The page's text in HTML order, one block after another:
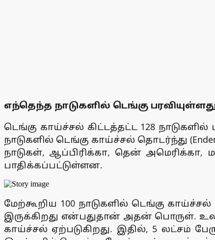
எந்தெந்த நாடுகளில் டெங்கு
டெங்கு காய்ச்சல் கிட்டத்தட்ட 128
நாடுகளில் டெங்கு காய்ச்சல் தொடர்ந்து
நாடுகள், ஆப்பிரிக்கா, தென் அமெரிக்கா,
பாதிக்கப்பட்டுள்ளன.
மேற்கூறிய 100 நாடுகளில் டெங்கு
இருக்கிறது என்பதுதான் அதன் பொருள்.
காய்ச்சல் ஏற்படுகிறது. இதில், 5 லட்சம்